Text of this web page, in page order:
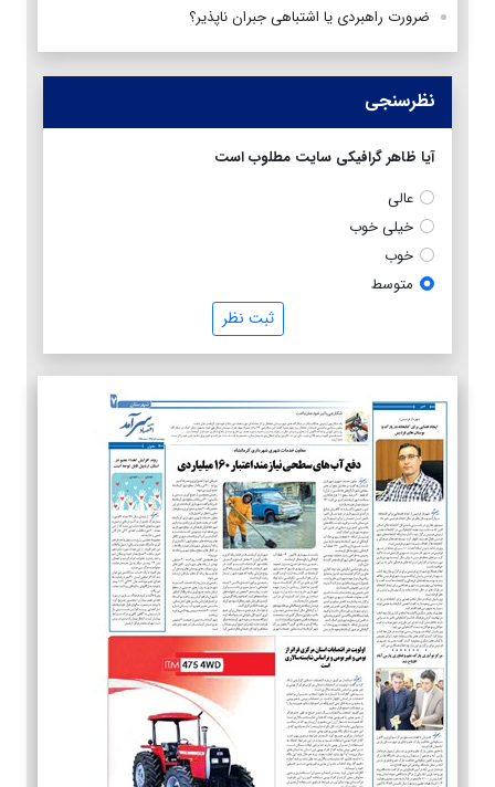
ضرورت راهبردی یا اشتباهی جبران ناپذیر؟
نظرسنجی
آیا ظاهر گرافیکی سایت مطلوب است
عالی
خیلی خوب
خوب
متوسط
ثبت نظر